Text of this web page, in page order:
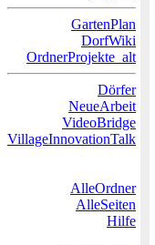
GartenPlan
DorfWiki
OrdnerProjekte_alt
Dörfer
NeueArbeit
VideoBridge
VillageInnovationTalk
AlleOrdner
AlleSeiten
Hilfe